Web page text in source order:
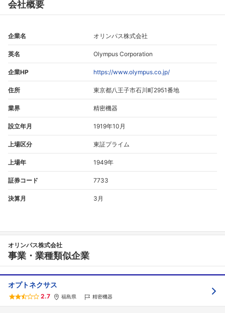
会社概要
企業名 オリンパス株式会社
英名 Olympus Corporation
企業HP https://www.olympus.co.jp/
住所 東京都八王子市石川町2951番地
業界 精密機器
設立年月 1919年10月
上場区分 東証プライム
上場年 1949年
証券コード 7733
決算月 3月
オリンパス株式会社
事業・業種類似企業
オプトネクサス
2.7 福島県 精密機器